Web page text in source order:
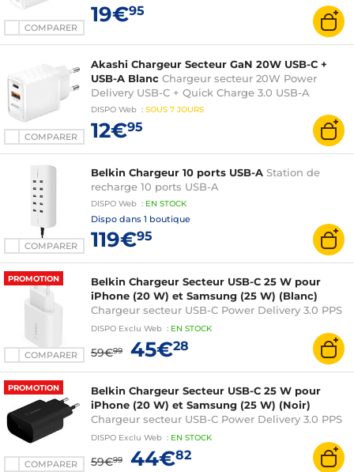
COMPARER
19€95
COMPARER
Akashi Chargeur Secteur GaN 20W USB-C +
USB-A Blanc Chargeur secteur 20W Power
Delivery USB-C + Quick Charge 3.0 USB-A
DISPO Web : SOUS 7 JOURS
12€95
COMPARER
Belkin Chargeur 10 ports USB-A Station de
recharge 10 ports USB-A
DISPO Web : EN STOCK
Dispo dans 1 boutique
119€95
PROMOTION
COMPARER
Belkin Chargeur Secteur USB-C 25 W pour
iPhone (20 W) et Samsung (25 W) (Blanc)
Chargeur secteur USB-C Power Delivery 3.0 PPS
(25 W)
DISPO Exclu Web : EN STOCK
59€99 45€28
PROMOTION
COMPARER
Belkin Chargeur Secteur USB-C 25 W pour
iPhone (20 W) et Samsung (25 W) (Noir)
Chargeur secteur USB-C Power Delivery 3.0 PPS
(25 W)
DISPO Exclu Web : EN STOCK
59€99 44€82